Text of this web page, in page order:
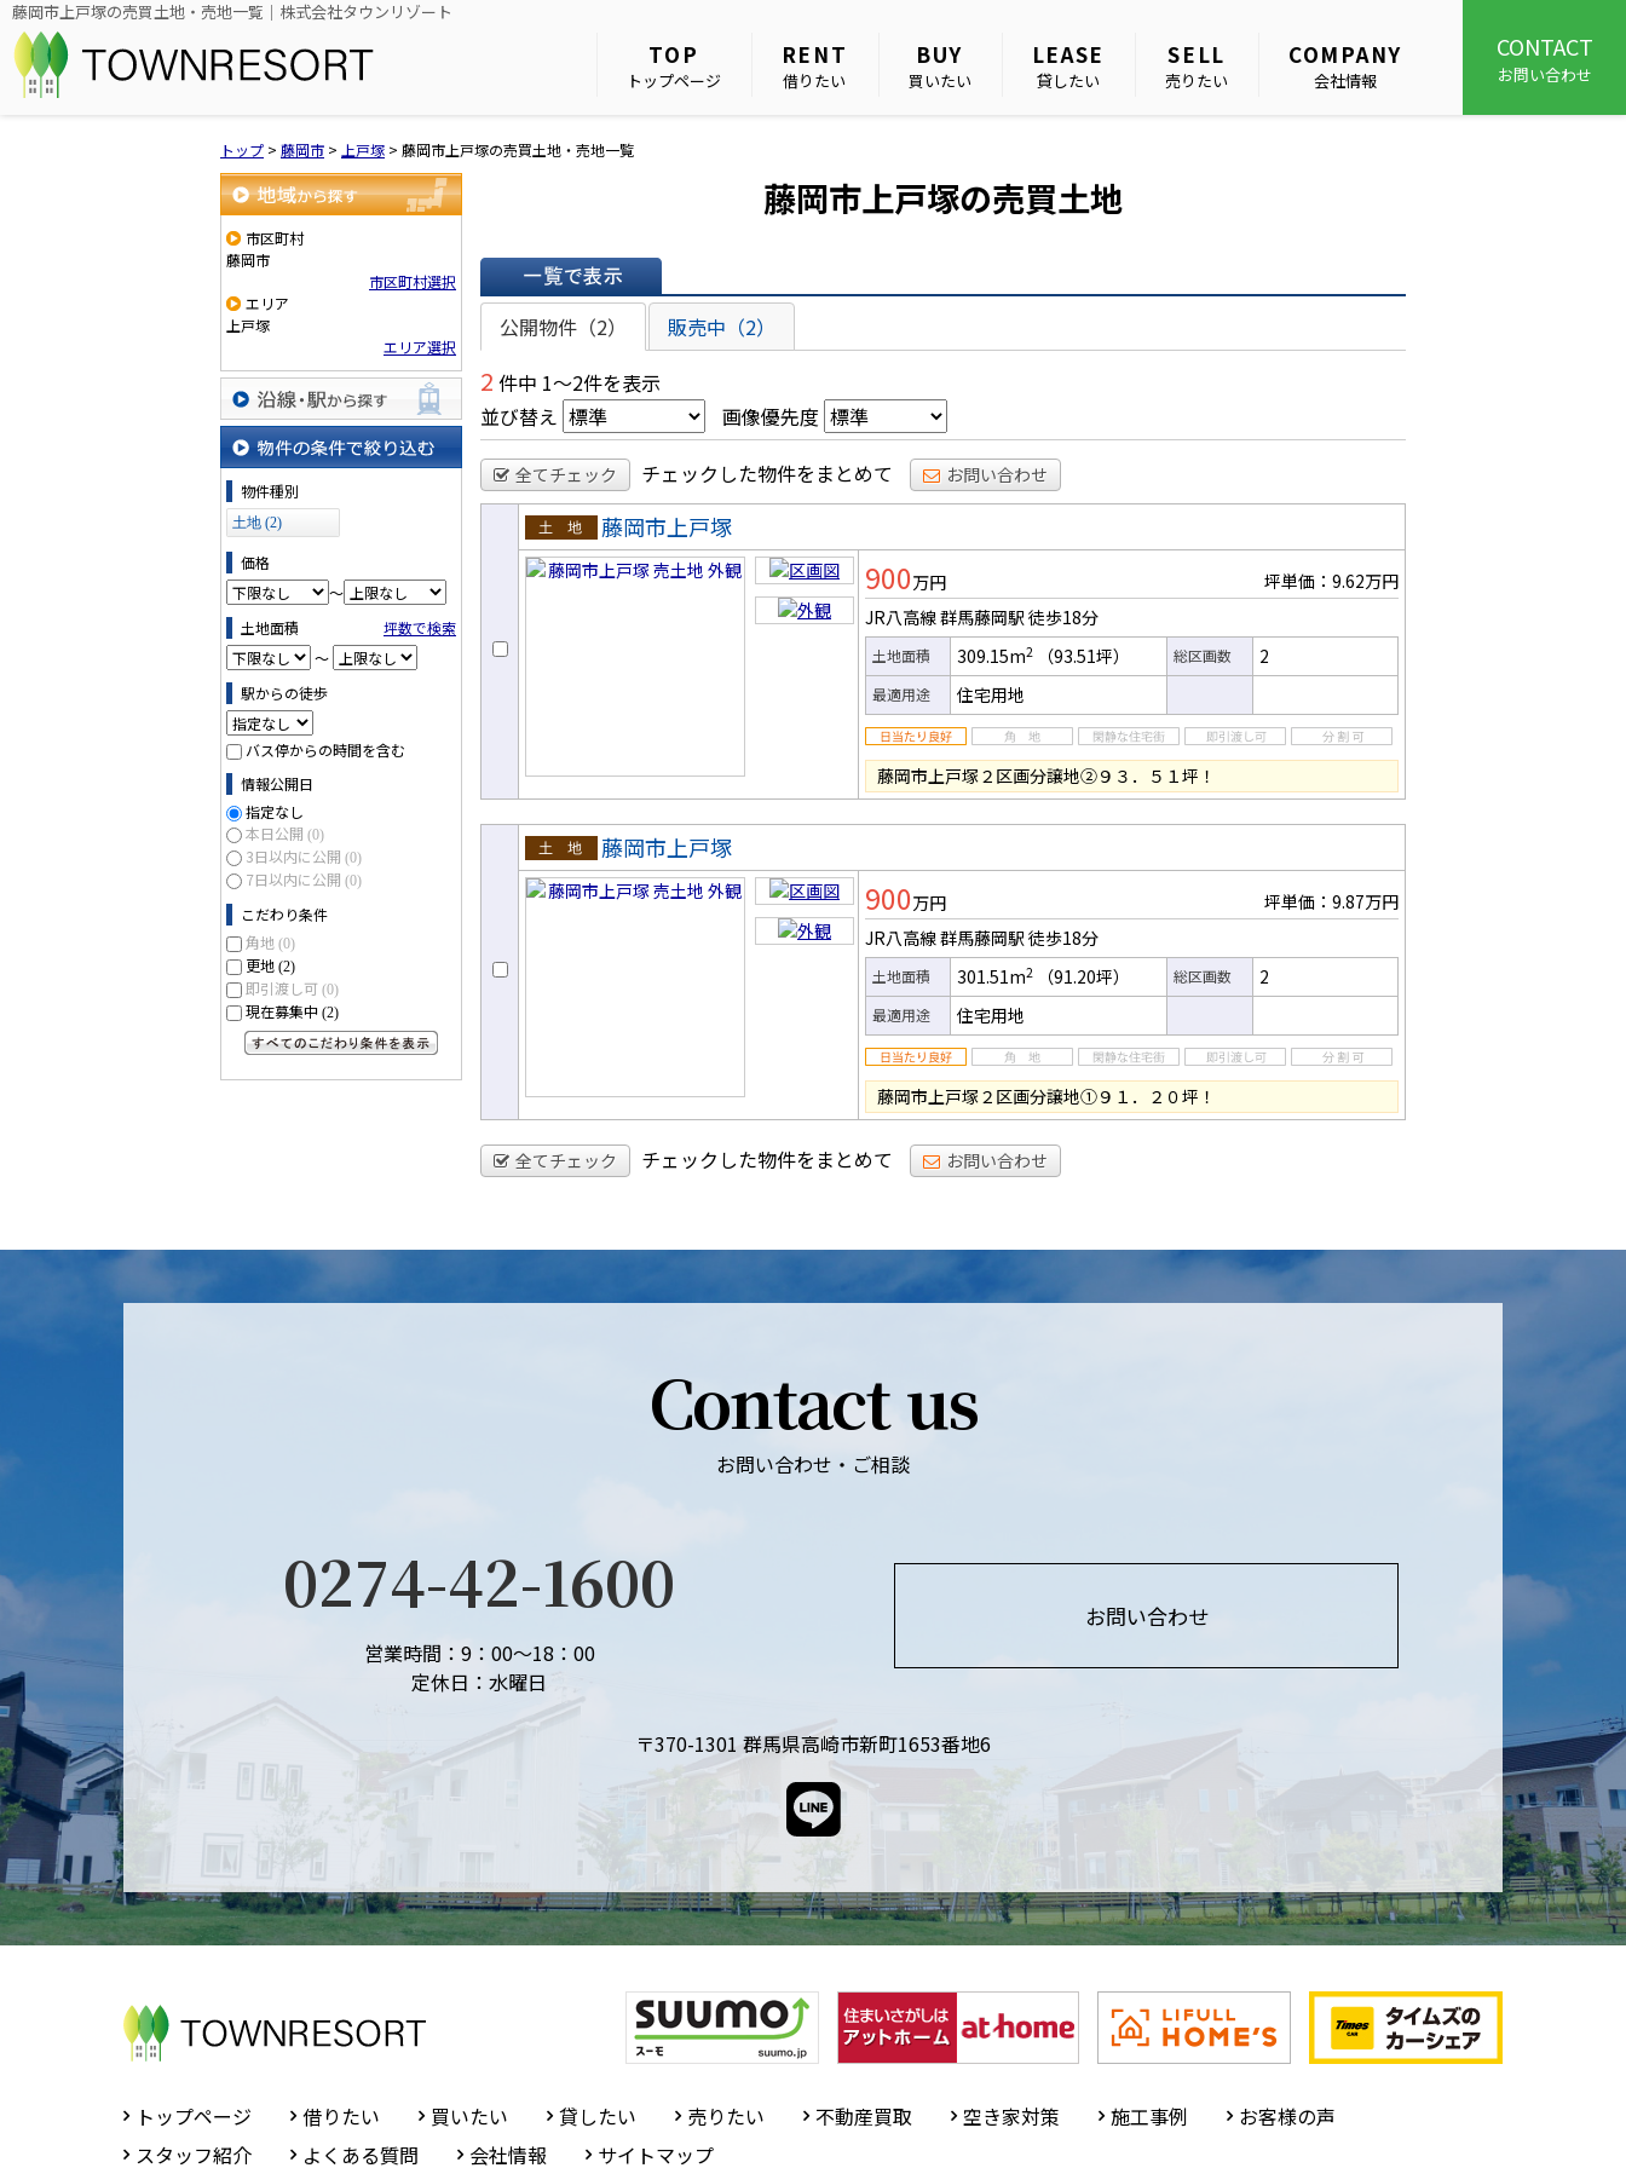
藤岡市上戸塚の売買土地・売地一覧｜株式会社タウンリゾート
TOP
トップページ
RENT
借りたい
BUY
買いたい
LEASE
貸したい
SELL
売りたい
COMPANY
会社情報
CONTACT
お問い合わせ
トップ > 藤岡市 > 上戸塚 > 藤岡市上戸塚の売買土地・売地一覧
地域から探す
市区町村
藤岡市
市区町村選択
エリア
上戸塚
エリア選択
沿線・駅から探す
物件の条件で絞り込む
物件種別
土地 (2)
価格
～
土地面積
坪数で検索
～
駅からの徒歩
バス停からの時間を含む
情報公開日
指定なし
本日公開 (0)
3日以内に公開 (0)
7日以内に公開 (0)
こだわり条件
角地 (0)
更地 (2)
即引渡し可 (0)
現在募集中 (2)
藤岡市上戸塚の売買土地
一覧で表示
公開物件（2） 販売中（2）
2 件中 1～2件を表示
並び替え
画像優先度
全てチェック チェックした物件をまとめて お問い合わせ
売土地
藤岡市上戸塚
900万円
坪単価：9.62万円
JR八高線 群馬藤岡駅 徒歩18分
土地面積 309.15m2 （93.51坪） 総区画数 2
最適用途 住宅用地
藤岡市上戸塚２区画分譲地②９３．５１坪！
売土地
藤岡市上戸塚
900万円
坪単価：9.87万円
JR八高線 群馬藤岡駅 徒歩18分
土地面積 301.51m2 （91.20坪） 総区画数 2
最適用途 住宅用地
藤岡市上戸塚２区画分譲地①９１．２０坪！
全てチェック チェックした物件をまとめて お問い合わせ
Contact us
お問い合わせ・ご相談
0274-42-1600
営業時間：9：00～18：00
定休日：水曜日
お問い合わせ
〒370-1301 群馬県高崎市新町1653番地6
トップページ 借りたい 買いたい 貸したい 売りたい 不動産買取 空き家対策 施工事例
お客様の声
スタッフ紹介
よくある質問 会社情報 サイトマップ